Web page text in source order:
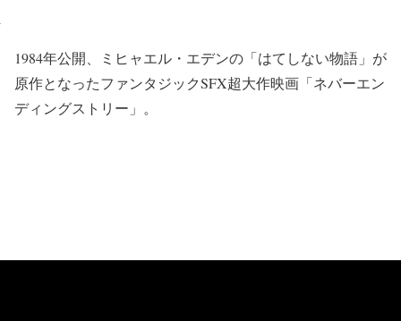
1984年公開、ミヒャエル・エデンの「はてしない物語」が
原作となったファンタジックSFX超大作映画 「ネバーエン
ディングストリー」 。